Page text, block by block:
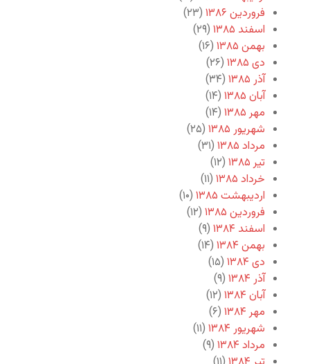
فروردین ۱۳۸۶
(۲۳)
اسفند ۱۳۸۵
(۲۹)
بهمن ۱۳۸۵
(۱۶)
دی ۱۳۸۵
(۲۶)
آذر ۱۳۸۵
(۳۴)
آبان ۱۳۸۵
(۱۴)
مهر ۱۳۸۵
(۱۴)
شهریور ۱۳۸۵
(۲۵)
مرداد ۱۳۸۵
(۳۱)
تیر ۱۳۸۵
(۱۲)
خرداد ۱۳۸۵
(۱۱)
اردیبهشت ۱۳۸۵
(۱۰)
فروردین ۱۳۸۵
(۱۲)
اسفند ۱۳۸۴
(۹)
بهمن ۱۳۸۴
(۱۴)
دی ۱۳۸۴
(۱۵)
آذر ۱۳۸۴
(۹)
آبان ۱۳۸۴
(۱۲)
مهر ۱۳۸۴
(۶)
شهریور ۱۳۸۴
(۱۱)
مرداد ۱۳۸۴
(۹)